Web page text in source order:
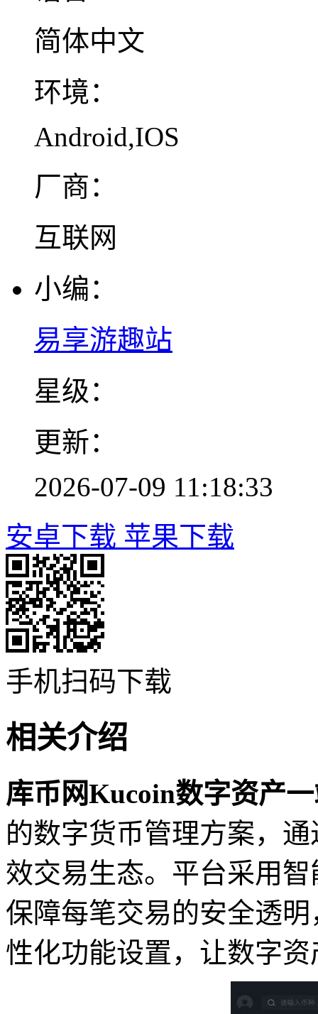
简体中文
环境：
Android,IOS
厂商：
互联网
小编：
易享游趣站
星级：
更新：
2026-07-09 11:18:33
安卓下载 苹果下载
手机扫码下载
相关介绍
库币网Kucoin数字资产
的数字货币管理方案，
效交易生态。平台采用
保障每笔交易的安全透
性化功能设置，让数字